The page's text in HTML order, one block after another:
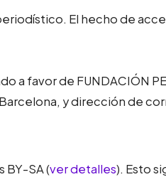
El hecho de
a favor de FUNDACIÓN
y dirección de
BY-SA (ver detalles). Esto